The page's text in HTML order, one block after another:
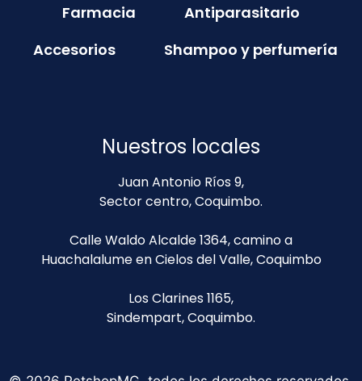
Farmacia
Antiparasitario
Accesorios
Shampoo y perfumería
Nuestros locales
Juan Antonio Ríos 9,
Sector centro, Coquimbo.
Calle Waldo Alcalde 1364, camino a
Huachalalume en Cielos del Valle, Coquimbo
Los Clarines 1165,
Sindempart, Coquimbo.